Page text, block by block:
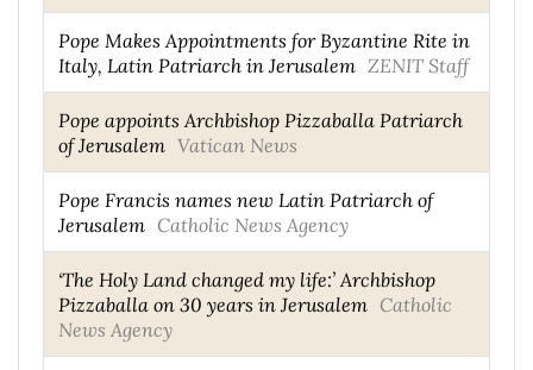
Pope Makes Appointments for Byzantine Rite in
Italy, Latin Patriarch in Jerusalem ZENIT Staff
Pope appoints Archbishop Pizzaballa Patriarch
of Jerusalem Vatican News
Pope Francis names new Latin Patriarch of
Jerusalem Catholic News Agency
‘The Holy Land changed my life:’ Archbishop
Pizzaballa on 30 years in Jerusalem Catholic
News Agency